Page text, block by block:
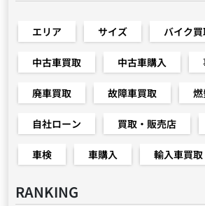
エリア サイズ バイク
中古車買取 中古車購入
廃車買取 故障車買取
自社ローン 買取・販売店
車検 車購入 輸入車買取
RANKING